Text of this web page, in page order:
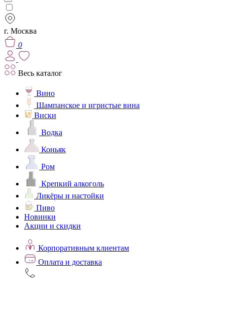
г. Москва
0
Весь каталог
Вино
Шампанское и игристые вина
Виски
Водка
Коньяк
Ром
Крепкий алкоголь
Ликёры и настойки
Пиво
Новинки
Акции и скидки
Корпоративным клиентам
Оплата и доставка